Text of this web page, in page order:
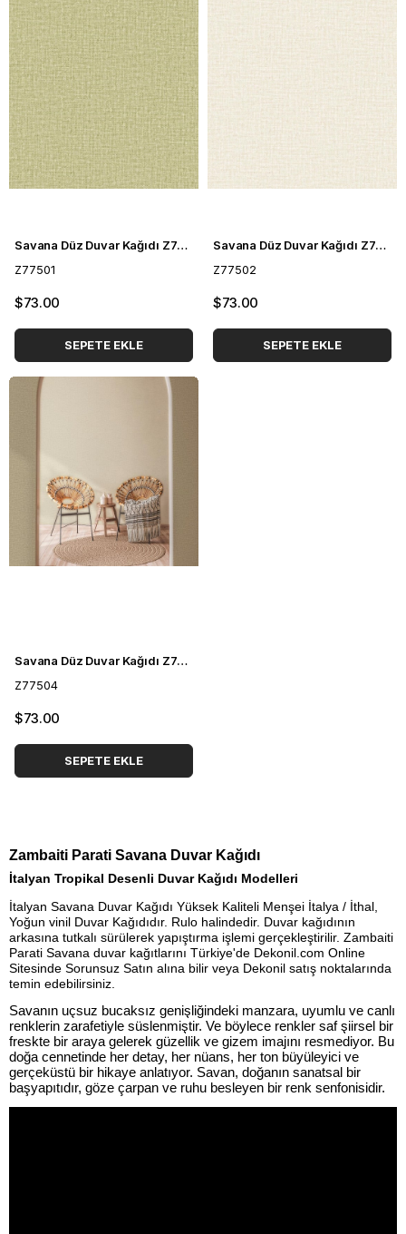
Savana Düz Duvar Kağıdı Z77501
Z77501
$73.00
SEPETE EKLE
Savana Düz Duvar Kağıdı Z77502
Z77502
$73.00
SEPETE EKLE
Savana Düz Duvar Kağıdı Z77504
Z77504
$73.00
SEPETE EKLE
Zambaiti Parati Savana Duvar Kağıdı
İtalyan Tropikal Desenli Duvar Kağıdı Modelleri
İtalyan Savana Duvar Kağıdı Yüksek Kaliteli Menşei İtalya / İthal,
Yoğun vinil Duvar Kağıdıdır. Rulo halindedir. Duvar kağıdının
arkasına tutkalı sürülerek yapıştırma işlemi gerçekleştirilir. Zambaiti
Parati Savana duvar kağıtlarını Türkiye'de Dekonil.com Online
Sitesinde Sorunsuz Satın alına bilir veya Dekonil satış noktalarında
temin edebilirsiniz.
Savanın uçsuz bucaksız genişliğindeki manzara, uyumlu ve canlı
renklerin zarafetiyle süslenmiştir. Ve böylece renkler saf şiirsel bir
freskte bir araya gelerek güzellik ve gizem imajını resmediyor. Bu
doğa cennetinde her detay, her nüans, her ton büyüleyici ve
gerçeküstü bir hikaye anlatıyor. Savan, doğanın sanatsal bir
başyapıtıdır, göze çarpan ve ruhu besleyen bir renk senfonisidir.